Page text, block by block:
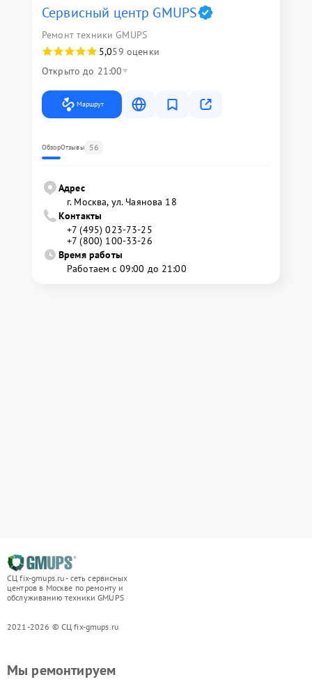
Сервисный центр GMUPS
Ремонт техники GMUPS
5,059 оценки
Открыто до 21:00
Маршрут
ОбзорОтзывы 56
Адрес
г. Москва, ул. Чаянова 18
Контакты
+7 (495) 023-73-25
+7 (800) 100-33-26
Время работы
Работаем с 09:00 до 21:00
СЦ fix-gmups.ru - сеть сервисных
центров в Москве по ремонту и
обслуживанию техники GMUPS
2021-2026 © СЦ fix-gmups.ru
Мы ремонтируем